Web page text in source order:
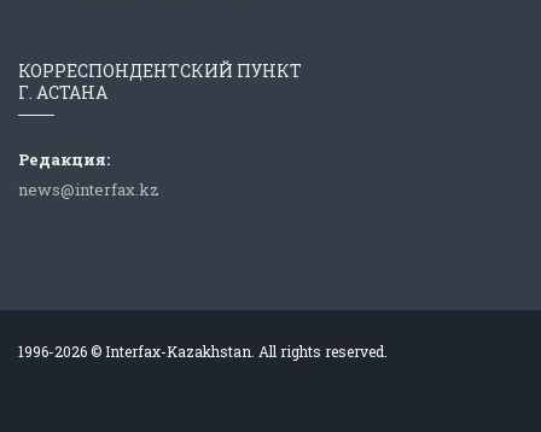
КОРРЕСПОНДЕНТСКИЙ ПУНКТ
Г. АСТАНА
Редакция:
news@interfax.kz
1996-2026 © Interfax-Kazakhstan. All rights reserved.